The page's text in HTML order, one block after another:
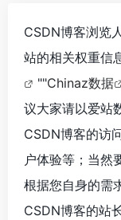
CSDN博客浏览
站的相关权重信
""Chinaz数据
议大家请以爱站
CSDN博客的访
户体验等；当然
根据您自身的需
CSDN博客的站